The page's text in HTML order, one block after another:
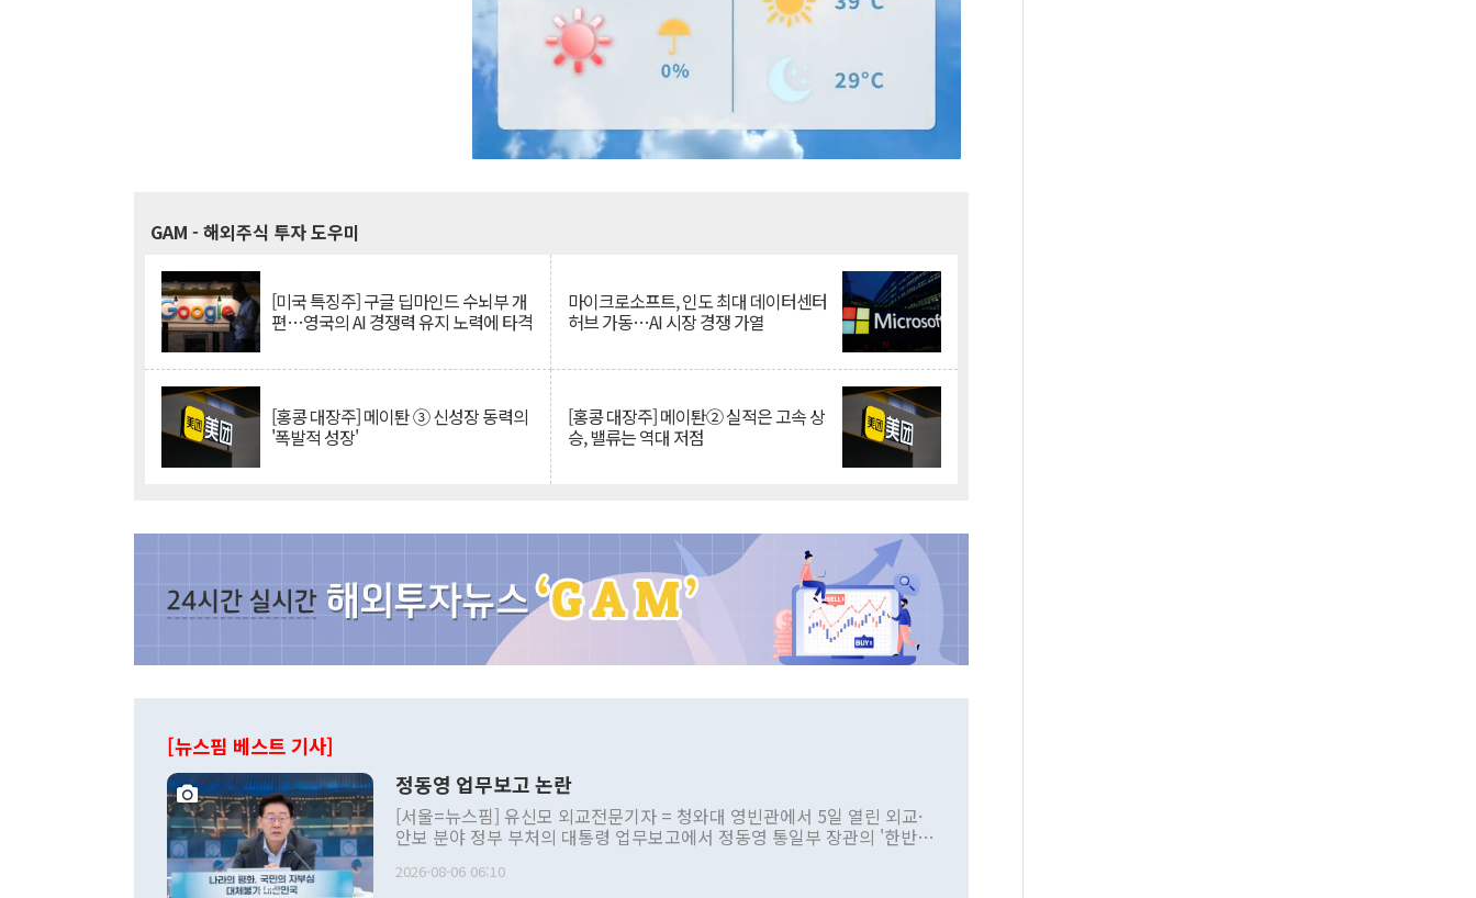
GAM - 해외주식 투자 도우미
[미국 특징주] 구글 딥마인드 수뇌부 개
편…영국의 AI 경쟁력 유지 노력에 타격
마이크로소프트, 인도 최대 데이터센터
허브 가동…AI 시장 경쟁 가열
[홍콩 대장주] 메이퇀 ③ 신성장 동력의
'폭발적 성장'
[홍콩 대장주] 메이퇀② 실적은 고속 상
승, 밸류는 역대 저점
[뉴스핌 베스트 기사]
정동영 업무보고 논란
[서울=뉴스핌] 유신모 외교전문기자 = 청와대 영빈관에서 5일 열린 외교·
안보 분야 정부 부처의 대통령 업무보고에서 정동영 통일부 장관의 '한반도
발언 중에는 정부 내 조율을 거치지 않은 사안을 정책으로 추진하겠다고 공
2026-08-06 06:10